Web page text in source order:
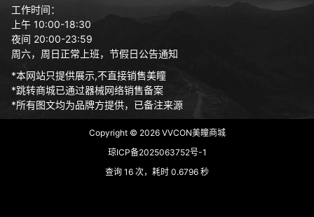
工作时间：
上午 10:00-18:30
夜间 20:00-23:59
周六，周日正常上班，节假日公告通知
*本网站只提供展示,不直接销售美瞳
*跳转商城已通过器械网络销售备案
*所有图文均为品牌方提供，已备注来源
Copyright © 2026VVCON美瞳商城
琼ICP备2025063752号-1
查询 16 次，耗时 0.6796 秒